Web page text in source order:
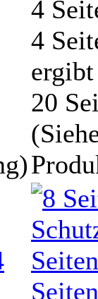
4
4
ergibt
20